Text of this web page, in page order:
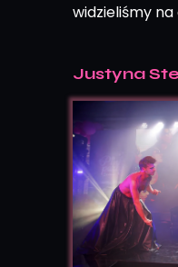
widzieliśmy
Justyna